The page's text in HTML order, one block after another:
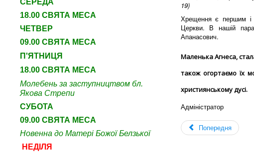
18.00 СВЯТА МЕСА
ЧЕТВЕР
09.00 СВЯТА МЕСА
П'ЯТНИЦЯ
18.00 СВЯТА МЕСА
Молебень за заступництвом бл.
Якова Стрепи
СУБОТА
09.00 СВЯТА МЕСА
Новенна до Матері Божої Белзької
НЕДІЛЯ
19)
Хрещення є першим і
Церкви. В нашій
Апанасович.
Маленька Агнеса,
також огортаємо їх
християнському дусі.
Адміністратор
Попередня